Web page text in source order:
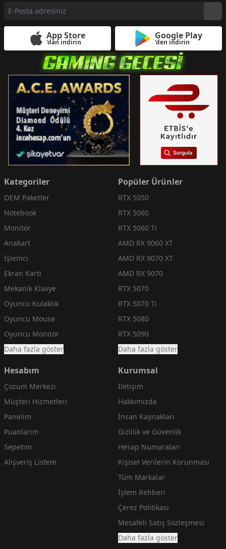
App Store
'dan indirin
Google Play
'den indirin
Kategoriler
OEM Paketler
Notebook
Monitör
Anakart
İşlemci
Ekran Kartı
Mekanik Klavye
Oyuncu Kulaklık
Oyuncu Mouse
Oyuncu Monitör
Daha fazla göster
Popüler Ürünler
RTX 5050
RTX 5060
RTX 5060 Ti
AMD RX 9060 XT
AMD RX 9070 XT
AMD RX 9070
RTX 5070
RTX 5070 Ti
RTX 5080
RTX 5090
Daha fazla göster
Hesabım
Çözüm Merkezi
Müşteri Hizmetleri
Panelim
Puanlarım
Sepetim
Alışveriş Listem
Kurumsal
İletişim
Hakkımızda
İnsan Kaynakları
Gizlilik ve Güvenlik
Hesap Numaraları
Kişisel Verilerin Korunması
Tüm Markalar
İşlem Rehberi
Çerez Politikası
Mesafeli Satış Sözleşmesi
Daha fazla göster